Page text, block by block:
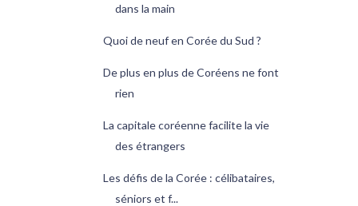
dans la main
Quoi de neuf en Corée du Sud ?
De plus en plus de Coréens ne font
rien
La capitale coréenne facilite la vie
des étrangers
Les défis de la Corée : célibataires,
séniors et f...